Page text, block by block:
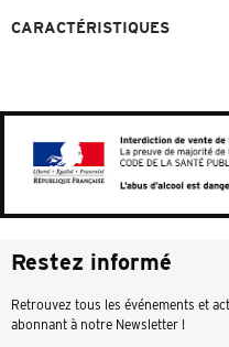
CARACTÉRISTIQUES
Restez informé
Retrouvez tous les événements et
abonnant à notre Newsletter !